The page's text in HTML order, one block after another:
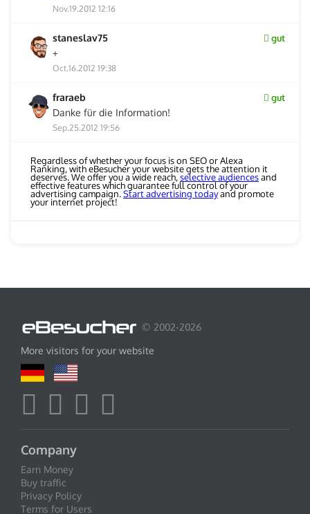
Nov.19.2012 12:16
staneslav75 gut
+
Oct.16.2012 19:38
fraraeb gut
Danke für die Information!
Sep.25.2012 19:56
Regardless of whether your focus is on SEO or Alexa
Ranking, with eBesucher your website gets the attention it
deserves. We offer you a wide reach,selective audiencesand
effective features which guarantee full control of your
advertising campaign.Start advertising todayand promote
your internet project!
© 2002-2026
More visitors for your website
Company
Earn Money
Buy traffic
Privacy Policy
Terms for Users